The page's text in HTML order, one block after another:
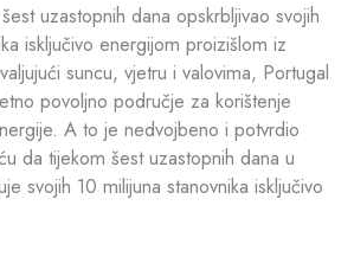
uzastopnih dana opskrbljivao svojih
isključivo energijom proizišlom iz
suncu, vjetru i valovima, Portugal
povoljno područje za korištenje
A to je nedvojbeno i potvrdio
da tijekom šest uzastopnih dana u
svojih 10 milijuna stanovnika isključivo